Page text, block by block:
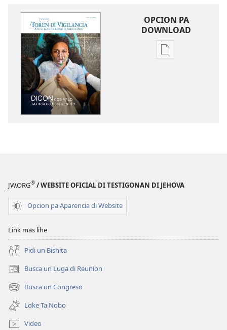
OPCION PA
DOWNLOAD
Opcion
Malo
Bon
JW.ORG® / WEBSITE OFICIAL DI TESTIGONAN DI JEHOVA
Opcion pa Aparencia di Website
Link mas lihe
Pidi un Bishita
Busca un Luga di Reunion
(opens
new
window)
Busca un Congreso
(opens
new
window)
Loke Ta Nobo
Video